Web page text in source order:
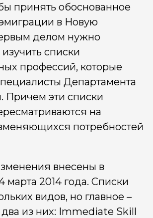
принять обоснованное
в Новую
делом нужно
списки
профессий, которые
Департамента
Причем эти списки
на
потребностей
внесены в
марта 2014 года. Списки
видов, но главное –
из них: Immediate Skill